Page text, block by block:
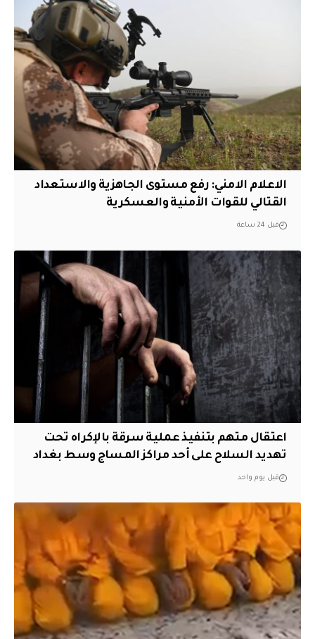
الاعلام الامني: رفع مستوى الجاهزية والاستعداد
القتالي للقوات الأمنية والعسكرية
قبل 24 ساعة
اعتقال متهم بتنفيذ عملية سرقة بالإكراه تحت
تهديد السلاح على أحد مراكز المساج وسط بغداد
قبل يوم واحد